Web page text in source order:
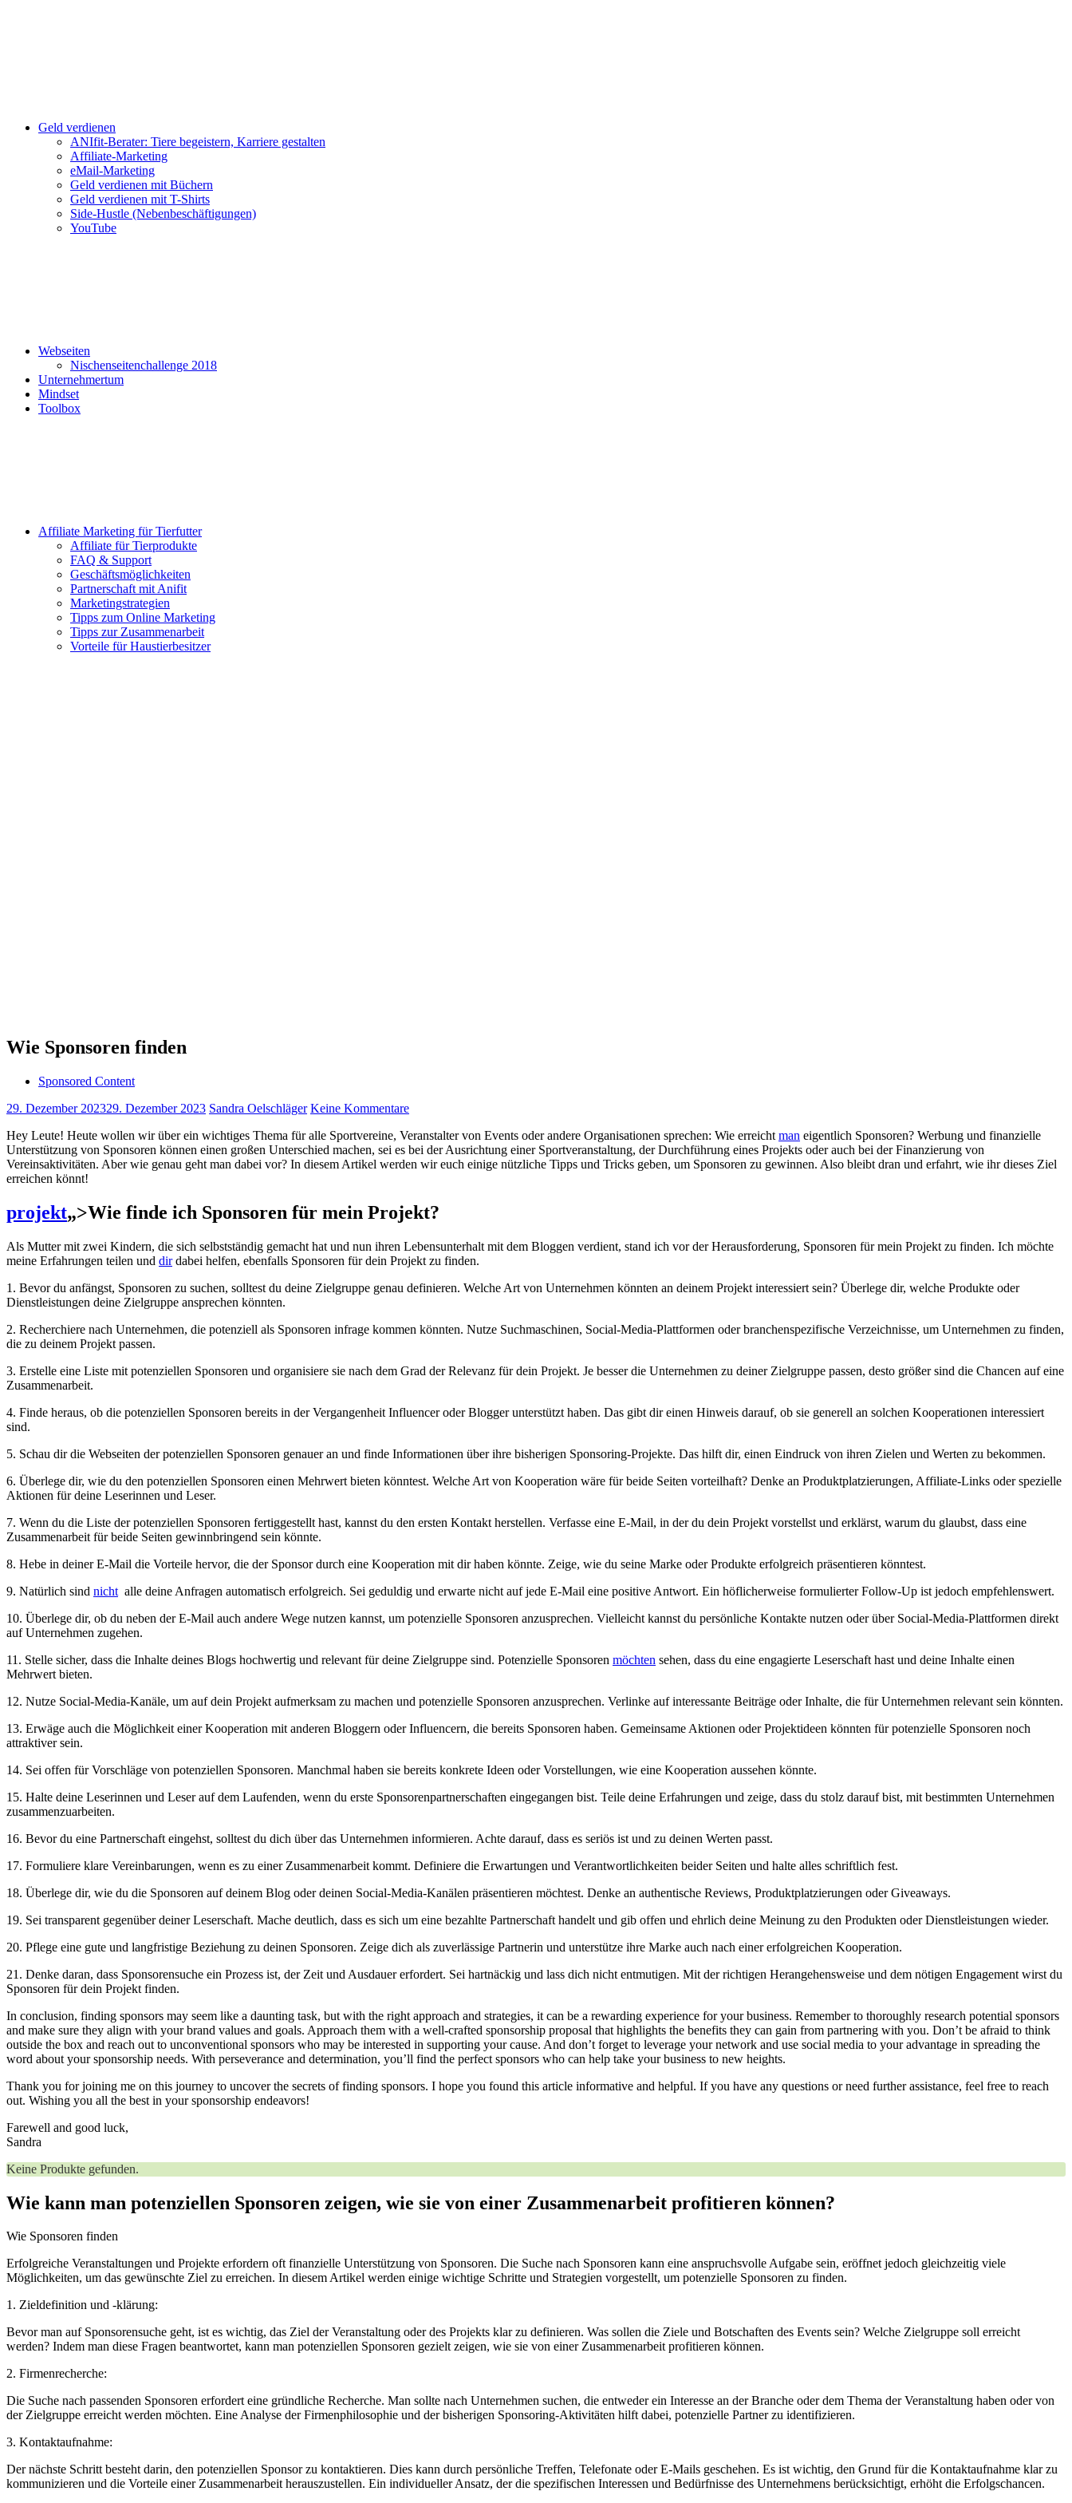
Geld verdienen
ANIfit-Berater: Tiere begeistern, Karriere gestalten
Affiliate-Marketing
eMail-Marketing
Geld verdienen mit Büchern
Geld verdienen mit T-Shirts
Side-Hustle (Nebenbeschäftigungen)
YouTube
Webseiten
Nischenseitenchallenge 2018
Unternehmertum
Mindset
Toolbox
Affiliate Marketing für Tierfutter
Affiliate für Tierprodukte
FAQ & Support
Geschäftsmöglichkeiten
Partnerschaft mit Anifit
Marketingstrategien
Tipps zum Online Marketing
Tipps zur Zusammenarbeit
Vorteile für Haustierbesitzer
Wie Sponsoren finden
Sponsored Content
29. Dezember 202329. Dezember 2023 Sandra Oelschläger Keine Kommentare
Hey⁤ Leute! Heute wollen wir über ein wichtiges Thema für alle Sportvereine, Veranstalter von Events oder andere Organisationen sprechen: Wie erreicht man eigentlich Sponsoren? Werbung und finanzielle⁣
Unterstützung von Sponsoren ‍können einen großen Unterschied machen, sei⁣ es bei der Ausrichtung einer Sportveranstaltung, der Durchführung eines Projekts oder ‌auch bei der Finanzierung ‌von‌
Vereinsaktivitäten. Aber wie ‍genau geht man dabei vor? In diesem Artikel werden ⁢wir euch einige⁤ nützliche Tipps und Tricks geben, um ⁢Sponsoren zu ⁤gewinnen. Also bleibt ⁢dran und erfahrt, wie⁣ ihr dieses Ziel
erreichen könnt!
projekt„>Wie finde ich Sponsoren für mein Projekt?
Als Mutter mit⁣ zwei Kindern, die sich selbstständig gemacht hat und⁤ nun ihren Lebensunterhalt mit dem ⁤Bloggen verdient, stand ich vor der Herausforderung, Sponsoren für mein ​Projekt zu finden. Ich möchte
meine Erfahrungen ‍teilen und dirdabei helfen, ebenfalls Sponsoren für dein Projekt​ zu finden.
1. Bevor du anfängst, Sponsoren zu suchen, solltest‍ du deine‍ Zielgruppe genau definieren. Welche Art von Unternehmen⁣ könnten an ⁢deinem⁣ Projekt interessiert sein? Überlege dir, welche Produkte⁣ oder
‍Dienstleistungen deine ⁤Zielgruppe ansprechen könnten.
2. Recherchiere ⁣nach Unternehmen, ‍die potenziell als‌ Sponsoren ‍infrage kommen könnten. Nutze⁤ Suchmaschinen, Social-Media-Plattformen oder branchenspezifische Verzeichnisse, um Unternehmen zu finden,
die zu deinem Projekt passen.
3. ‌Erstelle eine Liste mit potenziellen Sponsoren und organisiere ‍sie nach dem Grad der Relevanz ⁤für ⁣dein Projekt. Je besser⁣ die Unternehmen ‌zu⁤ deiner Zielgruppe passen, desto größer sind​ die Chancen auf eine⁣
Zusammenarbeit.
4. Finde heraus, ob‍ die potenziellen⁣ Sponsoren bereits in der⁤ Vergangenheit Influencer⁤ oder Blogger unterstützt haben. Das gibt dir einen Hinweis darauf, ob sie ⁣generell an ‍solchen ‍Kooperationen interessiert
sind.
5. ⁢Schau dir die Webseiten der⁢ potenziellen Sponsoren genauer an und finde Informationen über ihre bisherigen Sponsoring-Projekte. Das hilft dir,⁢ einen Eindruck‍ von ihren Zielen ​und Werten zu bekommen.
6. Überlege⁤ dir,​ wie du den ⁢potenziellen Sponsoren einen Mehrwert bieten könntest.⁢ Welche ⁣Art von Kooperation​ wäre für beide Seiten vorteilhaft? Denke an Produktplatzierungen, Affiliate-Links oder ‍spezielle
Aktionen ⁢für deine ⁢Leserinnen⁣ und Leser.
7. ‌Wenn du die Liste der potenziellen Sponsoren fertiggestellt ⁣hast, kannst du den ersten Kontakt herstellen.⁢ Verfasse eine E-Mail, in der du dein Projekt vorstellst​ und erklärst,‌ warum du ⁤glaubst, dass eine‌
Zusammenarbeit für beide Seiten gewinnbringend​ sein könnte.
8. Hebe in deiner E-Mail die Vorteile hervor, die der Sponsor durch eine‍ Kooperation ‌mit dir ​haben könnte. ​Zeige, wie du seine Marke oder Produkte erfolgreich präsentieren könntest.
9. Natürlich ‌sind nicht ⁣ alle deine Anfragen automatisch erfolgreich. Sei geduldig und erwarte nicht auf jede E-Mail eine ⁢positive ​Antwort. Ein höflicherweise formulierter Follow-Up ist ‌jedoch ​empfehlenswert.
10. Überlege dir, ob du neben der E-Mail auch‌ andere Wege nutzen kannst, um potenzielle Sponsoren anzusprechen. Vielleicht kannst du persönliche Kontakte ‌nutzen ⁣oder über Social-Media-Plattformen direkt
auf Unternehmen zugehen.
11. Stelle sicher, dass ​die Inhalte deines Blogs ​hochwertig und relevant für deine Zielgruppe sind. Potenzielle Sponsoren möchten ⁣sehen, dass⁣ du‌ eine ‍engagierte Leserschaft hast und deine Inhalte⁤ einen
Mehrwert bieten.
12. ⁤Nutze‌ Social-Media-Kanäle, um auf dein Projekt aufmerksam zu machen und potenzielle⁢ Sponsoren anzusprechen. Verlinke auf interessante Beiträge oder Inhalte, die für Unternehmen relevant sein könnten.
13.‍ Erwäge auch‍ die Möglichkeit einer Kooperation mit anderen Bloggern oder⁢ Influencern, die‍ bereits‍ Sponsoren haben. Gemeinsame Aktionen oder Projektideen ⁤könnten für​ potenzielle ‍Sponsoren noch‌
attraktiver ‌sein.
14. Sei⁣ offen für Vorschläge von potenziellen Sponsoren. ⁢Manchmal haben ⁣sie bereits konkrete Ideen oder Vorstellungen, wie eine⁣ Kooperation aussehen könnte.
15. Halte⁣ deine Leserinnen und Leser ‍auf dem Laufenden, wenn du erste⁢ Sponsorenpartnerschaften eingegangen bist. Teile deine Erfahrungen und​ zeige, dass du stolz darauf bist, mit bestimmten Unternehmen
zusammenzuarbeiten.
16. Bevor‌ du eine Partnerschaft eingehst, solltest‌ du dich über das ⁤Unternehmen⁢ informieren.​ Achte darauf, dass es seriös ist und‍ zu deinen‍ Werten passt.
17. Formuliere klare Vereinbarungen, wenn es‌ zu einer Zusammenarbeit kommt. Definiere die Erwartungen und Verantwortlichkeiten beider Seiten und halte alles ‌schriftlich fest.
18. Überlege dir, wie du die Sponsoren auf ​deinem Blog oder deinen Social-Media-Kanälen präsentieren möchtest.⁤ Denke ‌an authentische Reviews,‌ Produktplatzierungen oder Giveaways.
19. Sei transparent⁣ gegenüber deiner ⁤Leserschaft. Mache deutlich, dass es sich um eine‌ bezahlte Partnerschaft handelt und gib offen und ehrlich deine‍ Meinung ​zu den Produkten oder Dienstleistungen wieder.
20. Pflege eine gute und langfristige Beziehung zu deinen Sponsoren. Zeige‍ dich als​ zuverlässige Partnerin und unterstütze ihre Marke auch nach einer erfolgreichen Kooperation.
21. Denke daran, ​dass Sponsorensuche ⁤ein Prozess⁢ ist, der Zeit⁤ und Ausdauer erfordert. ⁢Sei hartnäckig und lass dich nicht entmutigen. Mit der‍ richtigen Herangehensweise und dem nötigen Engagement wirst⁢ du
Sponsoren für dein Projekt⁤ finden.‍
In conclusion, finding sponsors ‍may seem ⁣like a daunting task, but with the right approach​ and strategies, ⁣it can be a rewarding experience for your ‌business. Remember to thoroughly research potential sponsors
and make sure they align with your brand ​values ‌and​ goals. Approach them with a well-crafted sponsorship⁤ proposal that highlights the benefits‍ they can gain​ from partnering with you. Don’t be ​afraid ⁤to think
outside the box and reach out to unconventional sponsors who ⁣may be interested in supporting your cause. ‍And ‌don’t forget to‍ leverage your network and use ‌social media to your advantage ⁤in spreading the
word about your sponsorship needs. With ⁢perseverance ‍and‌ determination, you’ll find the perfect​ sponsors who can help take your business to new heights.
Thank you for⁣ joining me on this journey to uncover the secrets of‍ finding ⁢sponsors. I hope ⁤you found this article informative and helpful. If you have any questions or need further ⁤assistance, feel⁣ free ⁤to reach
out. Wishing you‌ all the‍ best in⁢ your sponsorship⁣ endeavors!
Farewell and⁤ good luck,
Sandra
Keine Produkte gefunden.
⁤Wie kann man potenziellen Sponsoren zeigen, wie ‌sie von einer Zusammenarbeit profitieren können?
Wie Sponsoren finden
Erfolgreiche Veranstaltungen und Projekte erfordern oft finanzielle⁤ Unterstützung von Sponsoren. Die Suche nach Sponsoren kann eine anspruchsvolle Aufgabe sein, eröffnet jedoch⁤ gleichzeitig viele
Möglichkeiten, um das gewünschte Ziel zu erreichen. In⁣ diesem Artikel werden einige wichtige Schritte und Strategien vorgestellt, um‍ potenzielle Sponsoren zu⁤ finden.
1. Zieldefinition und -klärung:
Bevor man auf Sponsorensuche geht, ist es wichtig,⁢ das Ziel der Veranstaltung oder des Projekts klar zu ​definieren. Was sollen die Ziele und Botschaften des Events sein? Welche Zielgruppe soll ⁤erreicht⁣
werden? Indem man diese Fragen beantwortet, kann man⁤ potenziellen Sponsoren gezielt zeigen, wie sie von einer Zusammenarbeit profitieren können.
2. Firmenrecherche:
Die Suche nach passenden Sponsoren erfordert eine gründliche Recherche.⁢ Man sollte nach Unternehmen suchen, die entweder ein Interesse‍ an der ⁢Branche oder⁢ dem Thema der ⁤Veranstaltung haben oder⁤ von
der Zielgruppe erreicht werden möchten.⁢ Eine Analyse ⁣der Firmenphilosophie und der bisherigen Sponsoring-Aktivitäten ‍hilft dabei, potenzielle Partner zu identifizieren.
3. Kontaktaufnahme:
Der nächste Schritt besteht darin, ‍den ​potenziellen Sponsor zu‌ kontaktieren. Dies kann durch⁤ persönliche Treffen, ​Telefonate oder E-Mails geschehen. Es ist wichtig, den Grund für die Kontaktaufnahme klar zu
kommunizieren und die Vorteile einer Zusammenarbeit ‍herauszustellen. Ein individueller Ansatz, der die spezifischen⁤ Interessen und Bedürfnisse ​des Unternehmens berücksichtigt, erhöht ‍die⁢ Erfolgschancen.